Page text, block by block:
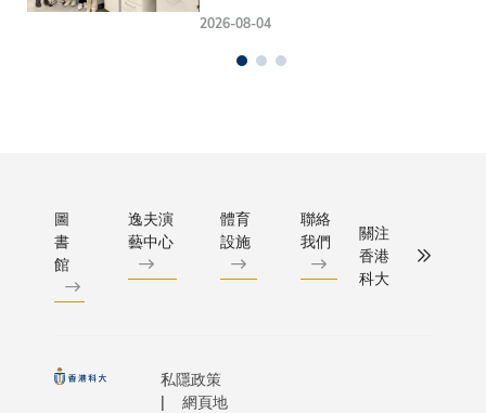
2026-08-04
圖
書
館
逸夫演
藝中心
體育
設施
聯絡
我們
關注
香港
科大
私隱政策
網頁地